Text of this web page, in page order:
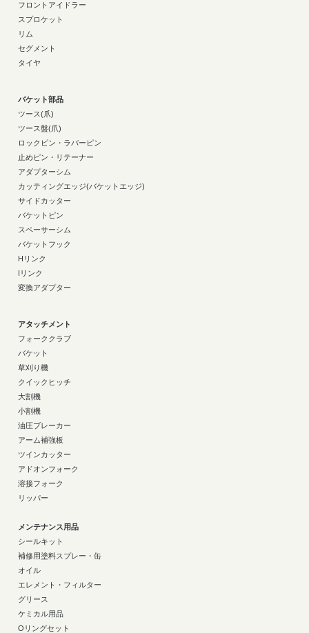
フロントアイドラー
スプロケット
リム
セグメント
タイヤ
バケット部品
ツース(爪)
ツース盤(爪)
ロックピン・ラバーピン
止めピン・リテーナー
アダプターシム
カッティングエッジ(バケットエッジ)
サイドカッター
バケットピン
スペーサーシム
バケットフック
Hリンク
Iリンク
変換アダプター
アタッチメント
フォーククラブ
バケット
草刈り機
クイックヒッチ
大割機
小割機
油圧ブレーカー
アーム補強板
ツインカッター
アドオンフォーク
溶接フォーク
リッパー
メンテナンス用品
シールキット
補修用塗料スプレー・缶
オイル
エレメント・フィルター
グリース
ケミカル用品
Oリングセット